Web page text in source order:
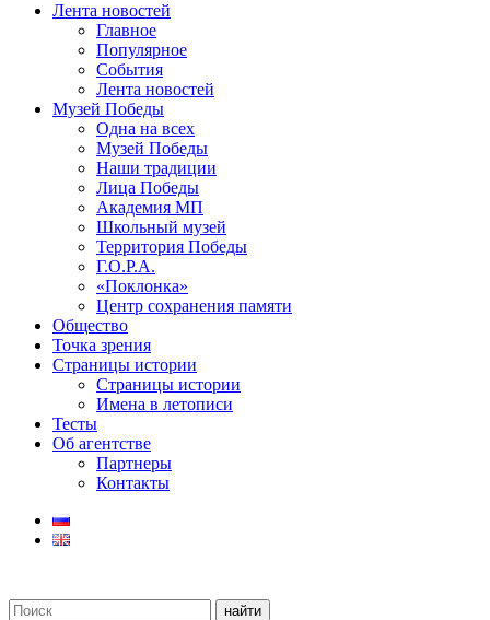
Лента новостей
Главное
Популярное
События
Лента новостей
Музей Победы
Одна на всех
Музей Победы
Наши традиции
Лица Победы
Академия МП
Школьный музей
Территория Победы
Г.О.Р.А.
«Поклонка»
Центр сохранения памяти
Общество
Точка зрения
Страницы истории
Страницы истории
Имена в летописи
Тесты
Об агентстве
Партнеры
Контакты